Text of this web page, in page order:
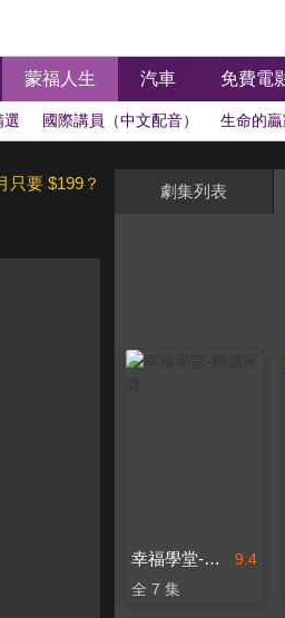
蒙福人生 汽車 免費電
選 國際講員（中文配音） 生命的
只要 $199？ 劇集列表
9.4
幸福學堂-婚姻家庭
全 7 集